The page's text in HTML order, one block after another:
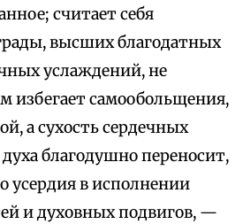
считает себя
высших благодатных
услаждений, не
избегает самообольщения,
а сухость сердечных
благодушно переносит,
усердия в исполнении
и духовных подвигов, —